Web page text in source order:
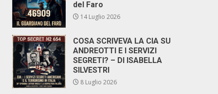
del Faro
14 Luglio 2026
COSA SCRIVEVA LA CIA SU
ANDREOTTI E I SERVIZI
SEGRETI? – DI ISABELLA
SILVESTRI
8 Luglio 2026